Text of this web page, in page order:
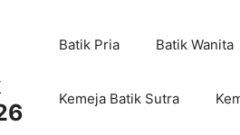
Batik Pria Batik Wanita
Kemeja Batik Sutra